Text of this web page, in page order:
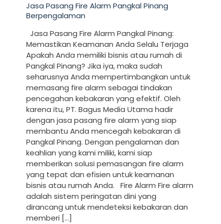
Jasa Pasang Fire Alarm Pangkal Pinang
Berpengalaman
Jasa Pasang Fire Alarm Pangkal Pinang:
Memastikan Keamanan Anda Selalu Terjaga
Apakah Anda memiliki bisnis atau rumah di
Pangkal Pinang? Jika iya, maka sudah
seharusnya Anda mempertimbangkan untuk
memasang fire alarm sebagai tindakan
pencegahan kebakaran yang efektif. Oleh
karena itu, PT. Bagus Media Utama hadir
dengan jasa pasang fire alarm yang siap
membantu Anda mencegah kebakaran di
Pangkal Pinang. Dengan pengalaman dan
keahlian yang kami miliki, kami siap
memberikan solusi pemasangan fire alarm
yang tepat dan efisien untuk keamanan
bisnis atau rumah Anda. Fire Alarm Fire alarm
adalah sistem peringatan dini yang
dirancang untuk mendeteksi kebakaran dan
memberi […]